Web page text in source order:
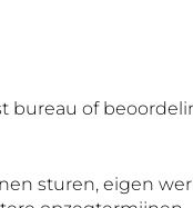
bureau of
sturen, eigen